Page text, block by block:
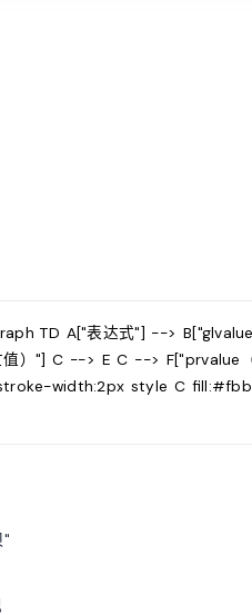
TD A["表达式"] -->
值）"] C --> E C -->
width:2px style C
"